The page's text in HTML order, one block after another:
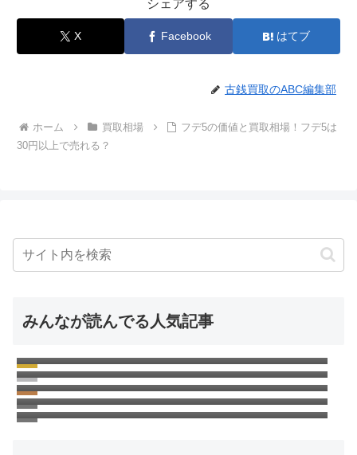
シェアする
X Facebook はてブ
古銭買取のABC編集部
ホーム 買取相場
フデ5の価値と買取相場！フデ5は
30円以上で売れる？
みんなが読んでる人気記事
昭和64年硬貨の価値と買取相場！幻の1週間
硬貨の価値
高く売れる50円玉の価値と買取相場はどれく
らい？
昭和24年の5円硬貨の価値と買取相場！高く
売れる？
500円記念硬貨の価値と買取相場！種類別一
覧表